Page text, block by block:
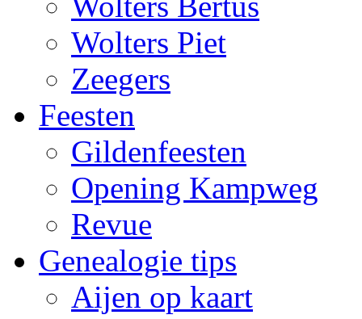
Wolters Piet
Zeegers
Feesten
Gildenfeesten
Opening Kampweg
Revue
Genealogie tips
Aijen op kaart